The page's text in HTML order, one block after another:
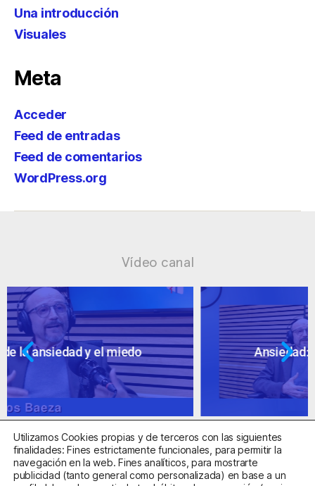
Una introducción
Visuales
Meta
Acceder
Feed de entradas
Feed de comentarios
WordPress.org
Vídeo canal
Ansiedad: supuestos cuestionables
Utilizamos Cookies propias y de terceros con las siguientes
finalidades: Fines estrictamente funcionales, para permitir la
navegación en la web. Fines analíticos, para mostrarte
publicidad (tanto general como personalizada) en base a un